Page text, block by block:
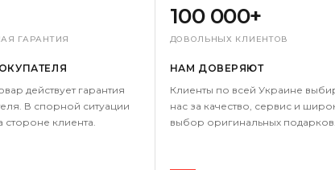
ГАРАНТИЯ
действует гарантия
В спорной ситуации
стороне клиента.
100 000+
ДОВОЛЬНЫХ КЛИЕНТОВ
НАМ ДОВЕРЯЮТ
Клиенты по всей Украине
нас за качество, сервис и
выбор оригинальных подарков.